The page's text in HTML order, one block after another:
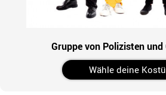
Gruppe von Polizisten und
Wähle deine